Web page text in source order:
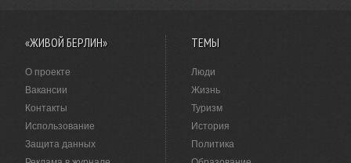
«ЖИВОЙ БЕРЛИН»
О проекте
Вакансии
Контакты
Использование
Защита данных
ТЕМЫ
Люди
Жизнь
Туризм
История
Политика